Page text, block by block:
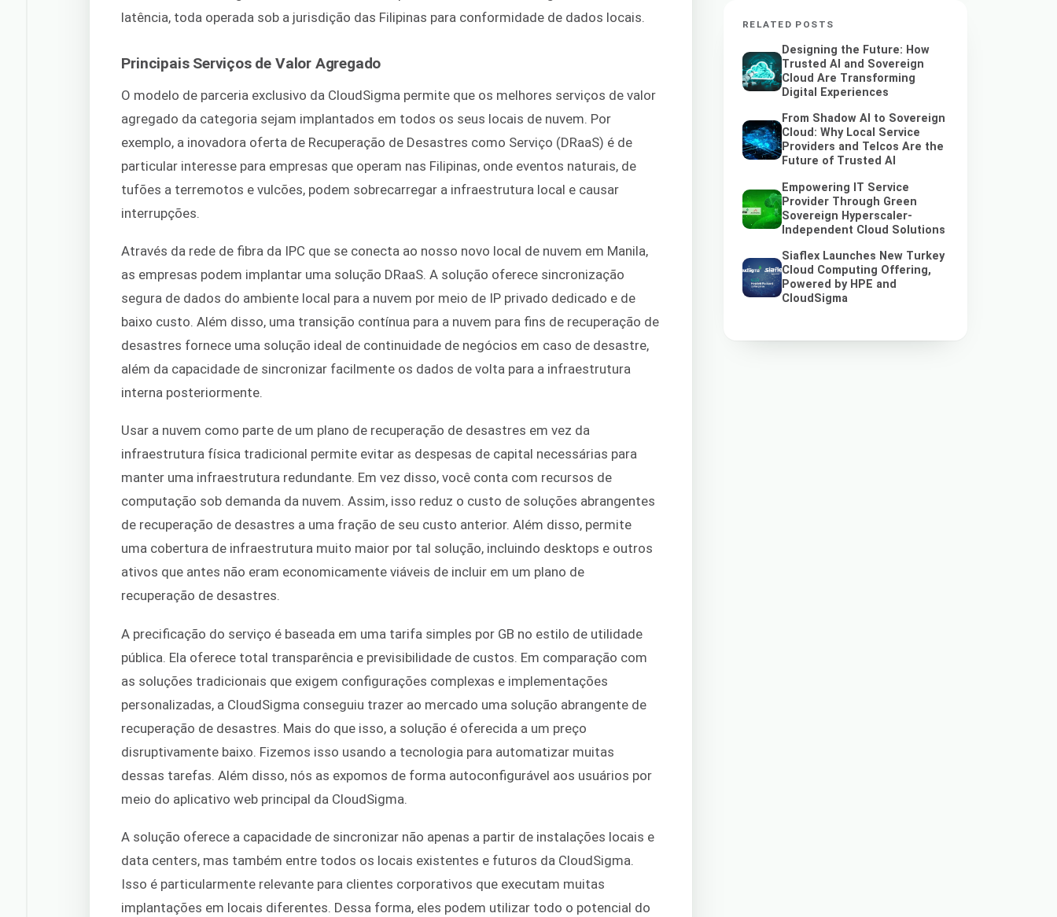
latência, toda operada sob a jurisdição das Filipinas para conformidade de dados locais.
Principais Serviços de Valor Agregado
O modelo de parceria exclusivo da CloudSigma permite que os melhores serviços de valor
agregado da categoria sejam implantados em todos os seus locais de nuvem. Por
exemplo, a inovadora oferta de Recuperação de Desastres como Serviço (DRaaS) é de
particular interesse para empresas que operam nas Filipinas, onde eventos naturais, de
tufões a terremotos e vulcões, podem sobrecarregar a infraestrutura local e causar
interrupções.
Através da rede de fibra da IPC que se conecta ao nosso novo local de nuvem em Manila,
as empresas podem implantar uma solução DRaaS. A solução oferece sincronização
segura de dados do ambiente local para a nuvem por meio de IP privado dedicado e de
baixo custo. Além disso, uma transição contínua para a nuvem para fins de recuperação de
desastres fornece uma solução ideal de continuidade de negócios em caso de desastre,
além da capacidade de sincronizar facilmente os dados de volta para a infraestrutura
interna posteriormente.
Usar a nuvem como parte de um plano de recuperação de desastres em vez da
infraestrutura física tradicional permite evitar as despesas de capital necessárias para
manter uma infraestrutura redundante. Em vez disso, você conta com recursos de
computação sob demanda da nuvem. Assim, isso reduz o custo de soluções abrangentes
de recuperação de desastres a uma fração de seu custo anterior. Além disso, permite
uma cobertura de infraestrutura muito maior por tal solução, incluindo desktops e outros
ativos que antes não eram economicamente viáveis de incluir em um plano de
recuperação de desastres.
A precificação do serviço é baseada em uma tarifa simples por GB no estilo de utilidade
pública. Ela oferece total transparência e previsibilidade de custos. Em comparação com
as soluções tradicionais que exigem configurações complexas e implementações
personalizadas, a CloudSigma conseguiu trazer ao mercado uma solução abrangente de
recuperação de desastres. Mais do que isso, a solução é oferecida a um preço
disruptivamente baixo. Fizemos isso usando a tecnologia para automatizar muitas
dessas tarefas. Além disso, nós as expomos de forma autoconfigurável aos usuários por
meio do aplicativo web principal da CloudSigma.
A solução oferece a capacidade de sincronizar não apenas a partir de instalações locais e
data centers, mas também entre todos os locais existentes e futuros da CloudSigma.
Isso é particularmente relevante para clientes corporativos que executam muitas
implantações em locais diferentes. Dessa forma, eles podem utilizar todo o potencial do
RELATED POSTS
Designing the Future: How
Trusted AI and Sovereign
Cloud Are Transforming
Digital Experiences
From Shadow AI to Sovereign
Cloud: Why Local Service
Providers and Telcos Are the
Future of Trusted AI
Empowering IT Service
Provider Through Green
Sovereign Hyperscaler-
Independent Cloud Solutions
Siaflex Launches New Turkey
Cloud Computing Offering,
Powered by HPE and
CloudSigma